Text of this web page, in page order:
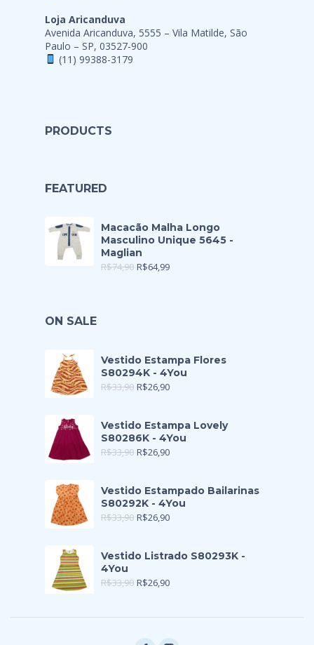
Loja Aricanduva
Avenida Aricanduva, 5555 – Vila Matilde, São
Paulo – SP, 03527-900
(11) 99388-3179
PRODUCTS
FEATURED
Macacão Malha Longo
Masculino Unique 5645 -
Maglian
R$74,90 R$64,99
ON SALE
Vestido Estampa Flores
S80294K - 4You
R$33,90 R$26,90
Vestido Estampa Lovely
S80286K - 4You
R$33,90 R$26,90
Vestido Estampado Bailarinas
S80292K - 4You
R$33,90 R$26,90
Vestido Listrado S80293K -
4You
R$33,90 R$26,90